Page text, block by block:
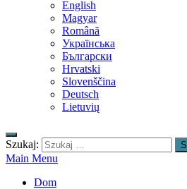
English
Magyar
Română
Українська
Български
Hrvatski
Slovenščina
Deutsch
Lietuvių
Szukaj:
Main Menu
Dom